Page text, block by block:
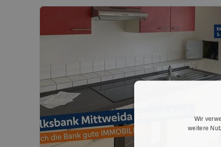
Wir
weitere